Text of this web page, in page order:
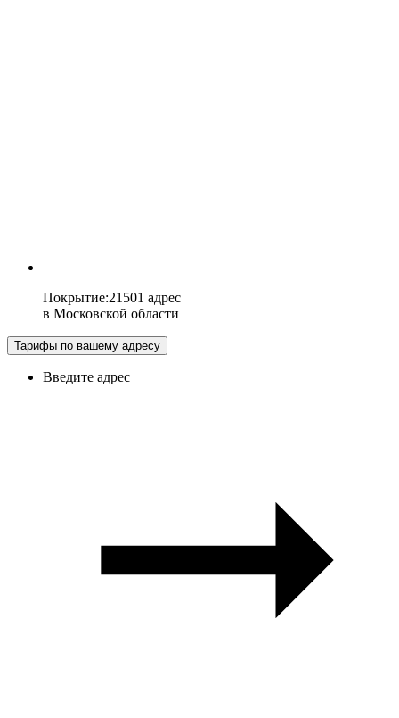
Покрытие:21501 адрес
в Московской области
Тарифы по вашему адресу
Введите адрес